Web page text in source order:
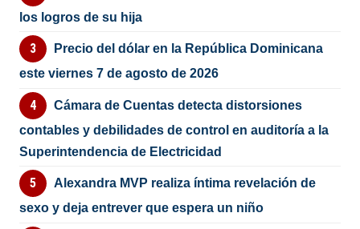
los logros de su hija
Precio del dólar en la República Dominicana
este viernes 7 de agosto de 2026
Cámara de Cuentas detecta distorsiones
contables y debilidades de control en auditoría a la
Superintendencia de Electricidad
Alexandra MVP realiza íntima revelación de
sexo y deja entrever que espera un niño